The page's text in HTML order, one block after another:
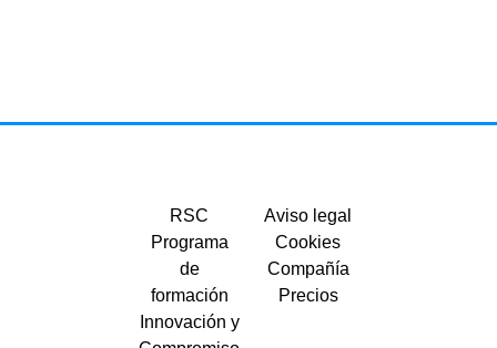
RSC
Programa
de
formación
Innovación y
Aviso legal
Cookies
Compañía
Precios